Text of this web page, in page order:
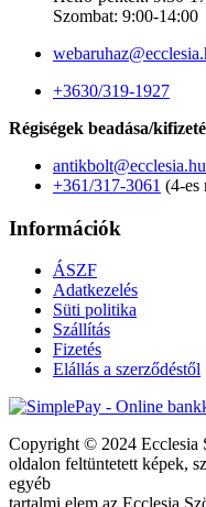
Szombat: 9:00-14:00
+3630/319-1927
Régiségek beadása/
antikbolt@ecclesia.hu
+361/317-3061 (4-es
Információk
ÁSZF
Adatkezelés
Süti politika
Szállítás
Fizetés
Elállás a szerződéstől
Copyright © 2024 Ecclesia
oldalon feltüntetett képek,
egyéb